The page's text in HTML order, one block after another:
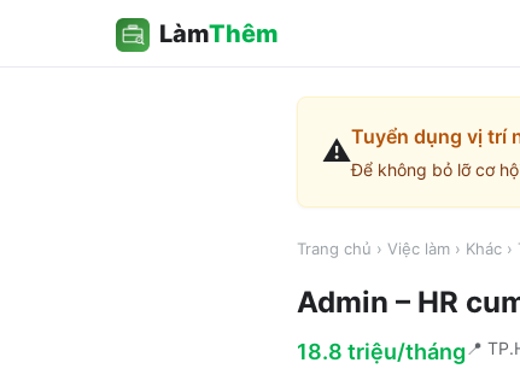
LàmThêm
⚠️Tuyển dụng vị trí
Để không bỏ lỡ cơ
Trang chủ › Việc làm › Khác ›
Admin – HR
18.8 triệu/tháng 📍